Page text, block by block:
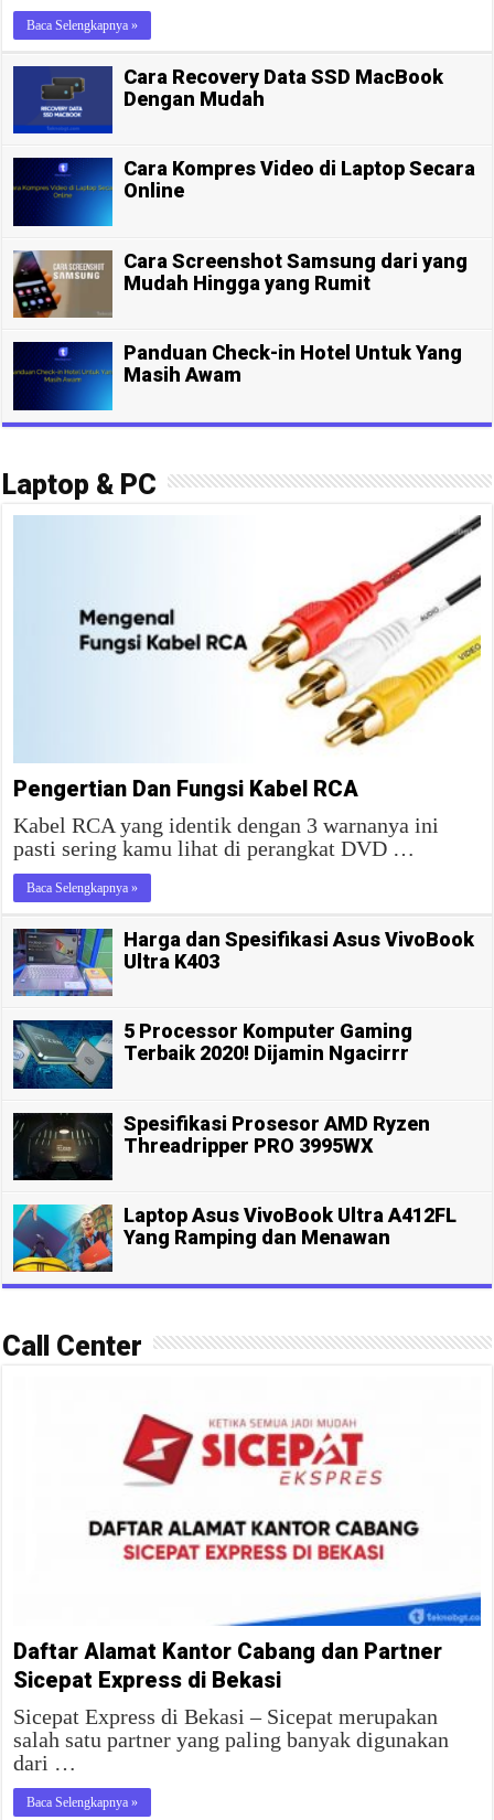
Baca Selengkapnya »
Cara Recovery Data SSD MacBook
Dengan Mudah
Cara Kompres Video di Laptop Secara
Online
Cara Screenshot Samsung dari yang
Mudah Hingga yang Rumit
Panduan Check-in Hotel Untuk Yang
Masih Awam
Laptop & PC
Pengertian Dan Fungsi Kabel RCA
Kabel RCA yang identik dengan 3 warnanya ini
pasti sering kamu lihat di perangkat DVD …
Baca Selengkapnya »
Harga dan Spesifikasi Asus VivoBook
Ultra K403
5 Processor Komputer Gaming
Terbaik 2020! Dijamin Ngacirrr
Spesifikasi Prosesor AMD Ryzen
Threadripper PRO 3995WX
Laptop Asus VivoBook Ultra A412FL
Yang Ramping dan Menawan
Call Center
Daftar Alamat Kantor Cabang dan Partner
Sicepat Express di Bekasi
Sicepat Express di Bekasi – Sicepat merupakan
salah satu partner yang paling banyak digunakan
dari …
Baca Selengkapnya »